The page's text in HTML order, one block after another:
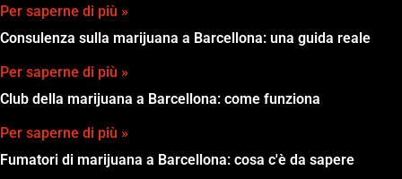
Per saperne di più »
Consulenza sulla marijuana a Barcellona: una guida reale
Per saperne di più »
Club della marijuana a Barcellona: come funziona
Per saperne di più »
Fumatori di marijuana a Barcellona: cosa c'è da sapere